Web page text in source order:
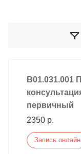
B01.031.001
первичный
2350 р.
Запись онлайн